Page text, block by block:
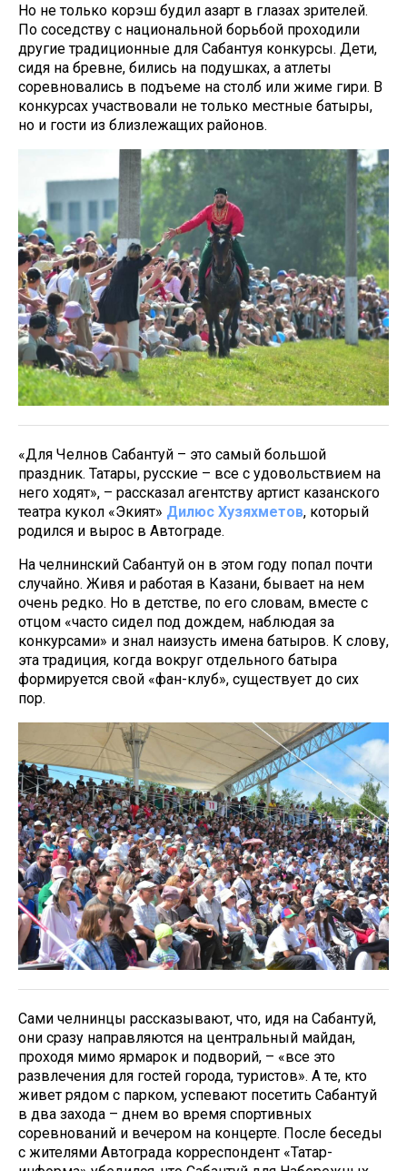
Но не только корэш будил азарт в глазах зрителей.
По соседству с национальной борьбой проходили
другие традиционные для Сабантуя конкурсы. Дети,
сидя на бревне, бились на подушках, а атлеты
соревновались в подъеме на столб или жиме гири. В
конкурсах участвовали не только местные батыры,
но и гости из близлежащих районов.
«Для Челнов Сабантуй – это самый большой
праздник. Татары, русские – все с удовольствием на
него ходят», – рассказал агентству артист казанского
театра кукол «Экият» Дилюс Хузяхметов, который
родился и вырос в Автограде.
На челнинский Сабантуй он в этом году попал почти
случайно. Живя и работая в Казани, бывает на нем
очень редко. Но в детстве, по его словам, вместе с
отцом «часто сидел под дождем, наблюдая за
конкурсами» и знал наизусть имена батыров. К слову,
эта традиция, когда вокруг отдельного батыра
формируется свой «фан-клуб», существует до сих
пор.
Сами челнинцы рассказывают, что, идя на Сабантуй,
они сразу направляются на центральный майдан,
проходя мимо ярмарок и подворий, – «все это
развлечения для гостей города, туристов». А те, кто
живет рядом с парком, успевают посетить Сабантуй
в два захода – днем во время спортивных
соревнований и вечером на концерте. После беседы
с жителями Автограда корреспондент «Татар-